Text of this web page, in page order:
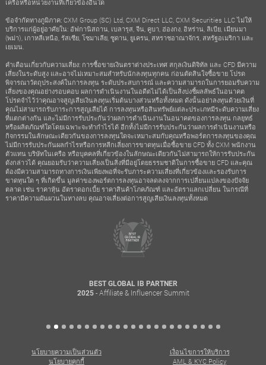
เครือหรือหน่วยงานที่เกี่ยวข้องอื่นใด
ข้อจำกัดทางภูมิภาค: CXM Group (SC) Ltd, CXM Direct LLC, CXM Securities LLC ไม่ให้
บริการแก่ผู้อยู่อาศัยใน: อัฟกานิสถาน, เบลารุส, จีน, คูบา, ฮ่องกง, อิหร่าน, ลิเบีย, เมียนมา
(พม่า), เกาหลีเหนือ, รัสเซีย, โซมาเลีย, ซูดาน, ยูเครน, สหราชอาณาจักร, สหรัฐอเมริกา และ
เยเมน.
คำเตือนเกี่ยวกับความเสี่ยง: การซื้อขายเงินตราต่างประเทศ สกุลเงินดิจิทัล และ CFD มีความ
เสี่ยงในระดับสูง และอาจไม่เหมาะสมสำหรับนักลงทุนทุกคน ก่อนตัดสินใจซื้อขาย โปรด
พิจารณาวัตถุประสงค์ในการลงทุน ระดับประสบการณ์ และความสามารถในการยอมรับความ
เสี่ยงของคุณอย่างรอบคอบ ผลการดำเนินงานในอดีตไม่ได้เป็นสิ่งบ่งชี้ผลลัพธ์ในอนาคต
โปรดจำไว้ว่าคุณอาจสูญเสียเงินลงทุนเริ่มต้นบางส่วนหรือทั้งหมด ดังนั้นอย่าลงทุนด้วยเงินที่
คุณไม่สามารถรับภาระการสูญเสียได้ การลงทุนหรือสินทรัพย์แต่ละประเภทมีระดับความเสี่ยง
ที่แตกต่างกัน และไม่มีการรับประกันว่าผลการดำเนินงานในอนาคตของการลงทุน กลยุทธ์
หรือผลิตภัณฑ์ใดโดยเฉพาะจะทำกำไรได้ อีกทั้งไม่มีการรับประกันว่าผลการดำเนินงานหรือ
กิจกรรมในลักษณะเดียวกันของการลงทุนใดจะเหมาะสมกับคุณหรือพอร์ตการลงทุนของคุณ
ไม่มีการรับประกันผลกำไรหรือการหลีกเลี่ยงการขาดทุนเมื่อซื้อขาย CFD ทั้ง CXM พนักงาน
ตัวแทน บริษัทในเครือ หรือบุคคลที่เกี่ยวข้องในลักษณะเดียวกันไม่สามารถให้การรับประกัน
ดังกล่าวได้ คุณยอมรับว่าความเสี่ยงเป็นสิ่งที่มีอยู่โดยธรรมชาติในการซื้อขาย CFD และคุณ
ต้องมีความสามารถทางการเงินเพียงพอที่จะรับภาระความเสี่ยงที่เกี่ยวข้องและรองรับการ
ขาดทุนใด ๆ ที่เกิดขึ้น มูลค่าของพอร์ตการลงทุนอาจลดลงจากการเปลี่ยนแปลงของปัจจัย
ตลาด เช่น ราคาหุ้น อัตราดอกเบี้ย ราคาสินค้าโภคภัณฑ์ และอัตราแลกเปลี่ยน ในกรณีที่
ราคามีความผันผวนในทางลบ คุณอาจเสี่ยงต่อการสูญเสียเงินลงทุนทั้งหมด
BEST GLOBAL IB PARTNER
2025- Affiliate & Influencer Summit
นโยบายความเป็นส่วนตัว
เงื่อนไขการให้บริการ
นโยบายคุกกี้
AML & KYC Policy